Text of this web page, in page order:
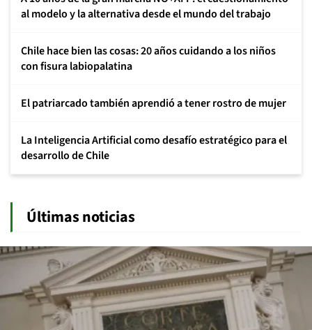
al modelo y la alternativa desde el mundo del trabajo
Chile hace bien las cosas: 20 años cuidando a los niños
con fisura labiopalatina
El patriarcado también aprendió a tener rostro de mujer
La Inteligencia Artificial como desafío estratégico para el
desarrollo de Chile
Últimas noticias